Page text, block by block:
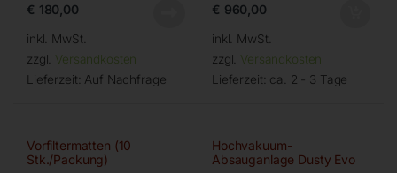
€ 180,00
inkl. MwSt.
zzgl. Versandkosten
Lieferzeit: Auf Nachfrage
€ 960,00
inkl. MwSt.
zzgl. Versandkosten
Lieferzeit: ca. 2 - 3 Tage
Vorfiltermatten (10
Stk./Packung)
Hochvakuum-
Absauganlage Dusty Evo